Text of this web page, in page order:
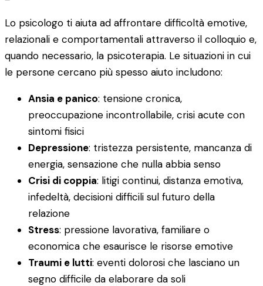
Lo psicologo ti aiuta ad affrontare difficoltà emotive,
relazionali e comportamentali attraverso il colloquio e,
quando necessario, la psicoterapia. Le situazioni in cui
le persone cercano più spesso aiuto includono:
Ansia e panico: tensione cronica,
preoccupazione incontrollabile, crisi acute con
sintomi fisici
Depressione: tristezza persistente, mancanza di
energia, sensazione che nulla abbia senso
Crisi di coppia: litigi continui, distanza emotiva,
infedeltà, decisioni difficili sul futuro della
relazione
Stress: pressione lavorativa, familiare o
economica che esaurisce le risorse emotive
Traumi e lutti: eventi dolorosi che lasciano un
segno difficile da elaborare da soli